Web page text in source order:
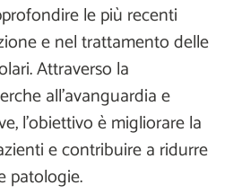
le più recenti
e nel trattamento delle
Attraverso la
all’avanguardia e
l'obiettivo è migliorare la
e contribuire a ridurre
patologie.